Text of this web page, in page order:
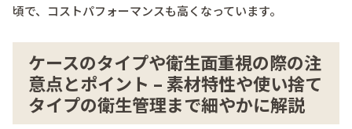
頃で、コストパフォーマンスも高くなっています。
ケースのタイプや衛生面重視の際の注
意点とポイント – 素材特性や使い捨て
タイプの衛生管理まで細やかに解説